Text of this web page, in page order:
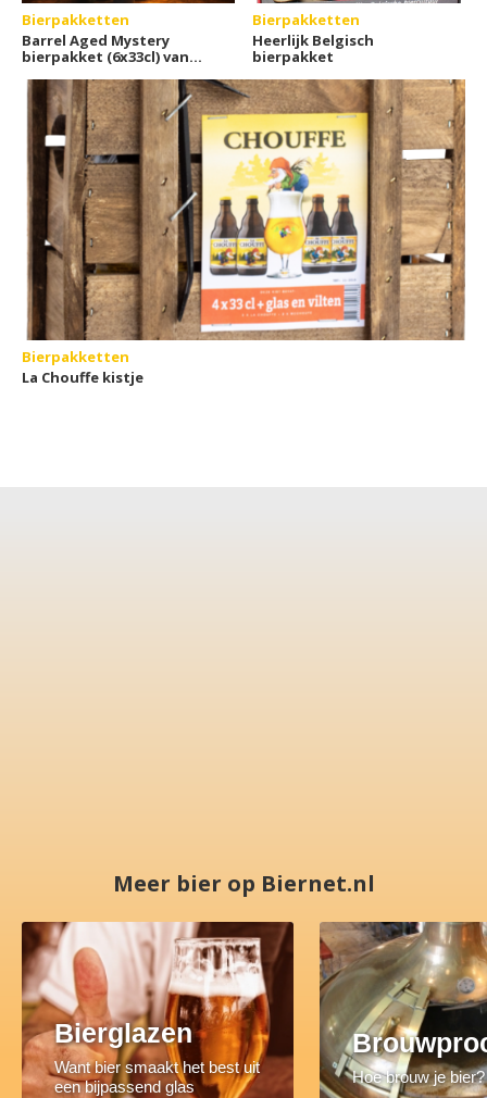
Bierpakketten
Barrel Aged Mystery
bierpakket (6x33cl) van
Bierpakketten
Heerlijk Belgisch
bierpakket
Bierpakketten
La Chouffe kistje
Meer bier op Biernet.nl
Bierglazen
Want bier smaakt het best uit
een bijpassend glas
Hoe brouw je bier?